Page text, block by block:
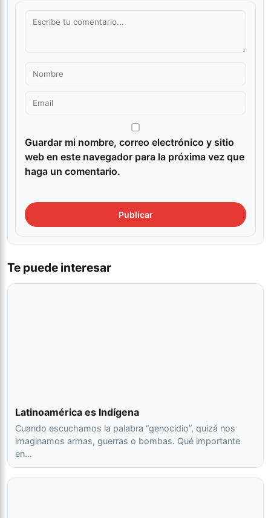
Guardar mi nombre, correo electrónico y sitio
web en este navegador para la próxima vez que
haga un comentario.
Te puede interesar
Latinoamérica es Indígena
Cuando escuchamos la palabra “genocidio”, quizá nos
imaginamos armas, guerras o bombas. Qué importante
en…